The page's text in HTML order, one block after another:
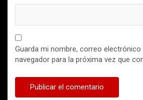
Guarda mi nombre, correo electrónico
navegador para la próxima vez que